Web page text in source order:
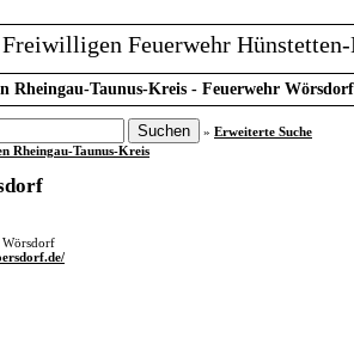
Feuerwehr
Rheingau-Taunus-Kreis - Feuerwehr Wörsdorf
» Erweiterte Suche
Rheingau-Taunus-Kreis
Wörsdorf